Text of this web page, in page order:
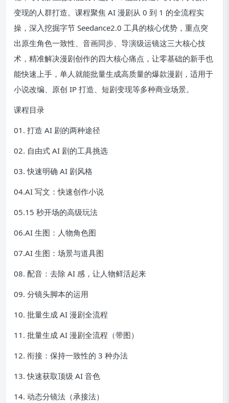
变现的人群打造。课程聚焦 AI 漫剧从 0 到 1 的全流程实
操，深入挖掘字节 Seedance2.0 工具的核心优势，重点突
出原生角色一致性、音画同步、导演级运镜这三大核心技
术，精准解决漫剧创作的四大核心痛点，让零基础的新手也
能快速上手，单人就能批量生成高质量的爆款漫剧，适用于
小说改编、原创 IP 打造、短剧变现等多种商业场景。
课程目录
01. 打造 AI 剧的两种途径
02. 自由式 AI 剧的工具挑选
03. 快速明确 AI 剧风格
04.AI 写文：快速创作小说
05.15 秒开场的高级玩法
06.AI 生图：人物角色图
07.AI 生图：场景与道具图
08. 配音：去除 AI 感，让人物鲜活起来
09. 分镜头脚本的运用
10. 批量生成 AI 漫剧全流程
11. 批量生成 AI 漫剧全流程（带图）
12. 衔接：保持一致性的 3 种办法
13. 快速获取顶级 AI 音色
14. 动态分镜法（承接法）